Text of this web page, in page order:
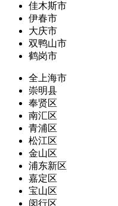
佳木斯市
伊春市
大庆市
双鸭山市
鹤岗市
全上海市
崇明县
奉贤区
南汇区
青浦区
松江区
金山区
浦东新区
嘉定区
宝山区
闵行区